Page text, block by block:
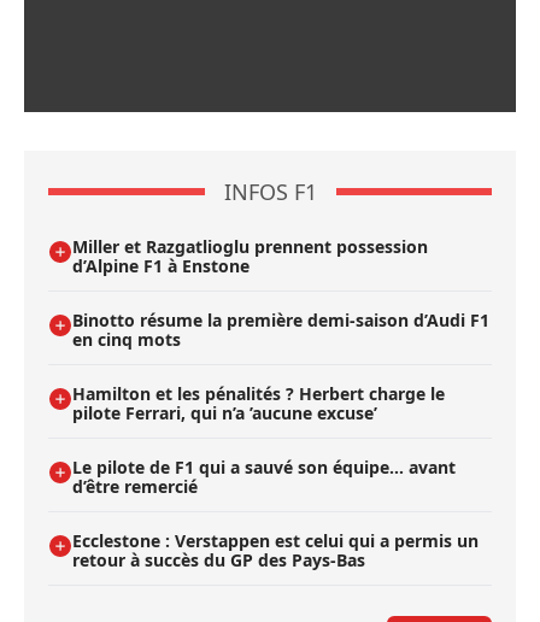
INFOS F1
Miller et Razgatlioglu prennent possession
d’Alpine F1 à Enstone
Binotto résume la première demi-saison d’Audi F1
en cinq mots
Hamilton et les pénalités ? Herbert charge le
pilote Ferrari, qui n’a ’aucune excuse’
Le pilote de F1 qui a sauvé son équipe… avant
d’être remercié
Ecclestone : Verstappen est celui qui a permis un
retour à succès du GP des Pays-Bas